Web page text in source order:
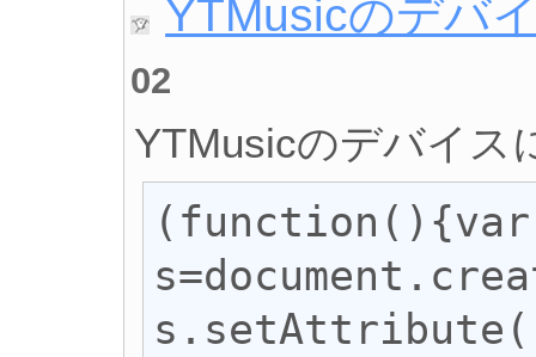
YTMusicのデバ
02
YTMusicのデバイス
(function(){var